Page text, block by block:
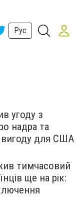
Рус
угоду з
надра та
вигоду для США
тимчасовий
ще на рік: